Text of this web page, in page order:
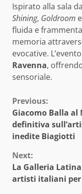
Ispirato alla sala
Shining, Goldroom
fluida e
memoria
evocative.
Ravenna,
sensoriale.
Continue
Reading
Previous:
Giacomo Balla
definitiva
inedite Biagiotti
Next:
La Galleria
artisti italiani